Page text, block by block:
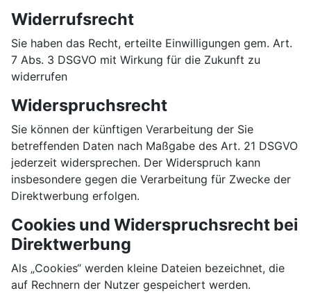
Widerrufsrecht
Sie haben das Recht, erteilte Einwilligungen gem. Art.
7 Abs. 3 DSGVO mit Wirkung für die Zukunft zu
widerrufen
Widerspruchsrecht
Sie können der künftigen Verarbeitung der Sie
betreffenden Daten nach Maßgabe des Art. 21 DSGVO
jederzeit widersprechen. Der Widerspruch kann
insbesondere gegen die Verarbeitung für Zwecke der
Direktwerbung erfolgen.
Cookies und Widerspruchsrecht bei
Direktwerbung
Als „Cookies“ werden kleine Dateien bezeichnet, die
auf Rechnern der Nutzer gespeichert werden.